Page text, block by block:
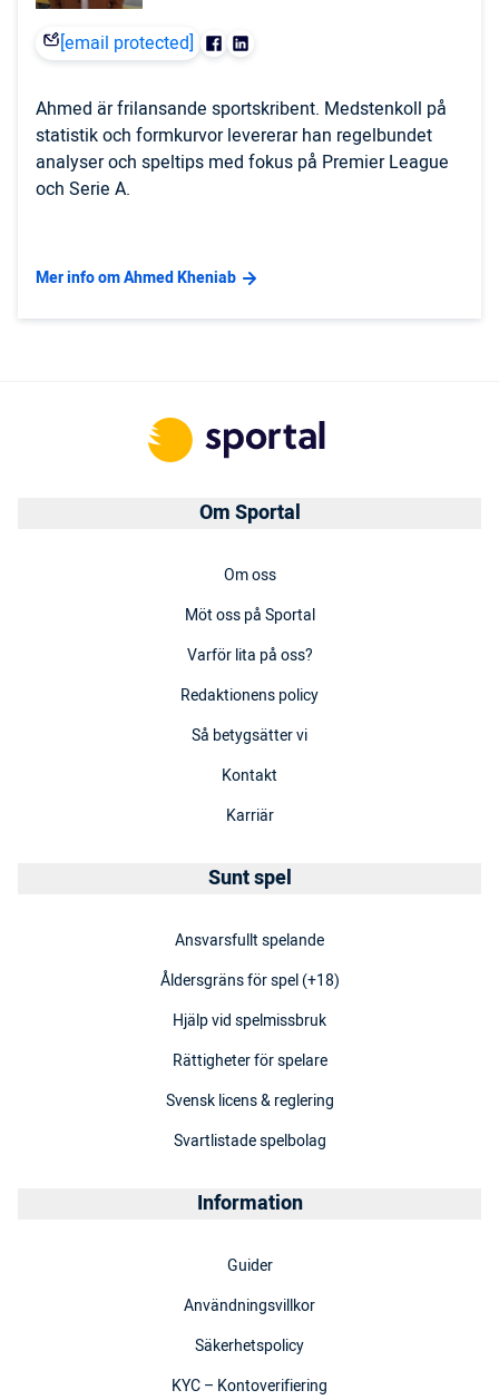
[email protected]
Ahmed är frilansande sportskribent. Medstenkoll på
statistik och formkurvor levererar han regelbundet
analyser och speltips med fokus på Premier League
och Serie A.
Mer info om Ahmed Kheniab
Om Sportal
Om oss
Möt oss på Sportal
Varför lita på oss?
Redaktionens policy
Så betygsätter vi
Kontakt
Karriär
Sunt spel
Ansvarsfullt spelande
Åldersgräns för spel (+18)
Hjälp vid spelmissbruk
Rättigheter för spelare
Svensk licens & reglering
Svartlistade spelbolag
Information
Guider
Användningsvillkor
Säkerhetspolicy
KYC – Kontoverifiering